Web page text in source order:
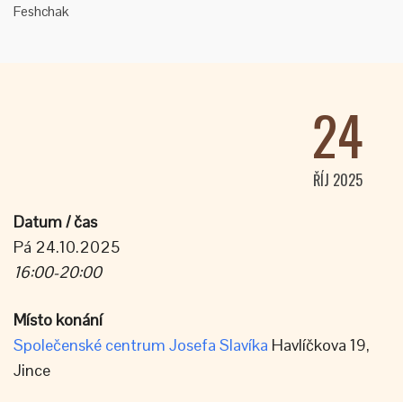
Feshchak
24
ŘÍJ 2025
Datum / čas
Pá 24.10.2025
16:00-20:00
Místo konání
Společenské centrum Josefa Slavíka Havlíčkova 19,
Jince